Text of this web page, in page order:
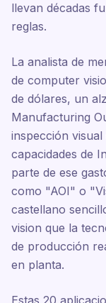
llevan décadas
reglas.
La analista de
de computer
de dólares, un
Manufacturing
inspección
capacidades de
parte de ese
como "AOI" o
castellano
vision que la
de producción
en planta.
Estas 20